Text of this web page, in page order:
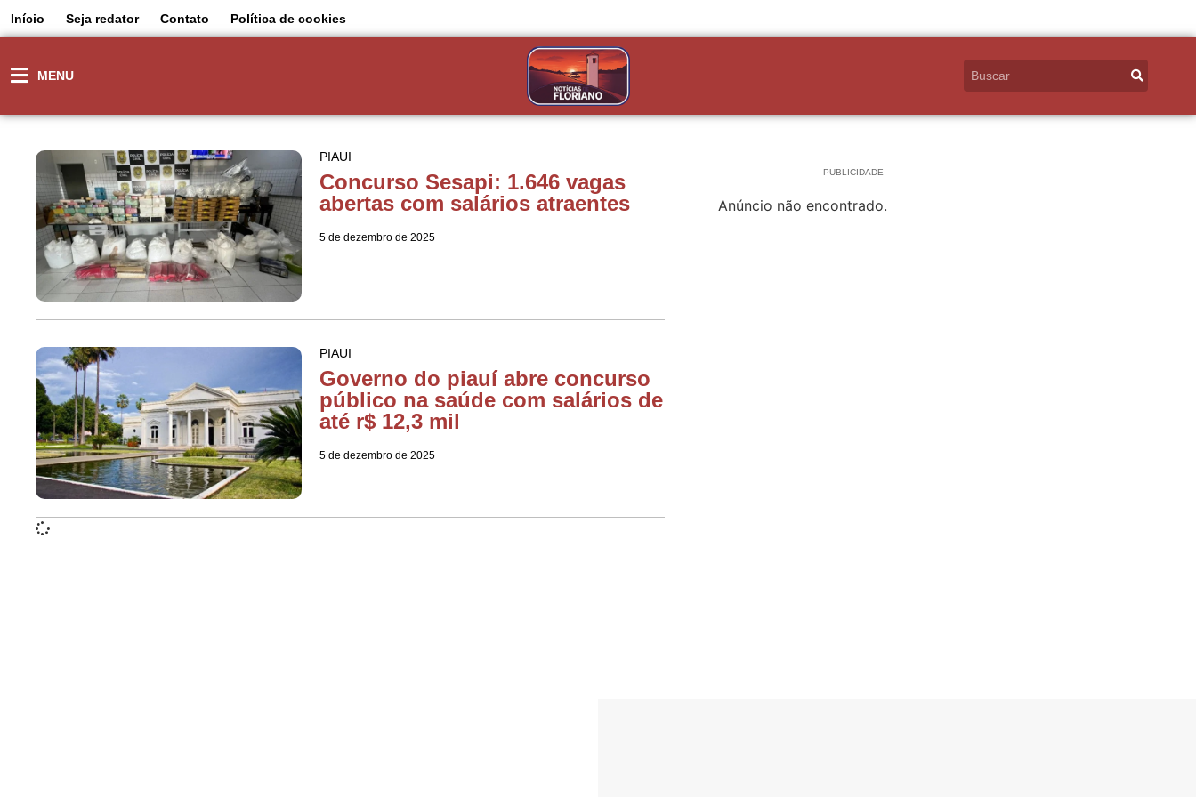
Início Seja redator Contato Política de cookies
MENU
PIAUI
Concurso Sesapi: 1.646 vagas
abertas com salários atraentes
5 de dezembro de 2025
PIAUI
Governo do piauí abre concurso
público na saúde com salários de
até r$ 12,3 mil
5 de dezembro de 2025
PUBLICIDADE
Anúncio não encontrado.